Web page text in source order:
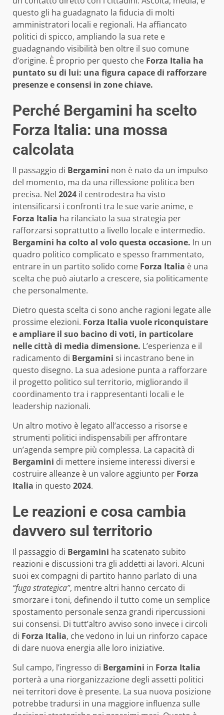
questo gli ha guadagnato la fiducia di molti
amministratori locali e regionali. Ha affiancato
politici di spicco, ampliando la sua rete e
guadagnando visibilità ben oltre il suo comune
d’origine. È proprio per questo che Forza Italia ha
puntato su di lui: una figura capace di rafforzare
presenze e consensi in zone chiave.
Perché Bergamini ha scelto
Forza Italia: una mossa
calcolata
Il passaggio di Bergamini non è nato da un impulso
del momento, ma da una riflessione politica ben
precisa. Nel 2024 il centrodestra ha visto
intensificarsi i confronti tra le sue varie anime, e
Forza Italia ha rilanciato la sua strategia per
rafforzarsi soprattutto a livello locale e intermedio.
Bergamini ha colto al volo questa occasione. In un
quadro politico complicato e spesso frammentato,
entrare in un partito solido come Forza Italia è una
scelta che può aiutarlo a crescere, sia politicamente
che personalmente.
Dietro questa scelta ci sono anche ragioni legate alle
prossime elezioni. Forza Italia vuole riconquistare
e ampliare il suo bacino di voti, in particolare
nelle città di media dimensione. L’esperienza e il
radicamento di Bergamini si incastrano bene in
questo disegno. La sua adesione punta a rafforzare
il progetto politico sul territorio, migliorando il
coordinamento tra i rappresentanti locali e le
leadership nazionali.
Un altro motivo è legato all’accesso a risorse e
strumenti politici indispensabili per affrontare
un’agenda sempre più complessa. La capacità di
Bergamini di mettere insieme interessi diversi e
costruire alleanze è un valore aggiunto per Forza
Italia in questo 2024.
Le reazioni e cosa cambia
davvero sul territorio
Il passaggio di Bergamini ha scatenato subito
reazioni e discussioni tra gli addetti ai lavori. Alcuni
suoi ex compagni di partito hanno parlato di una
“fuga strategica”, mentre altri hanno cercato di
smorzare i toni, definendo il tutto come un semplice
spostamento personale senza grandi ripercussioni
sui consensi. Di tutt’altro avviso sono invece i circoli
di Forza Italia, che vedono in lui un rinforzo capace
di dare nuova energia alle loro iniziative.
Sul campo, l’ingresso di Bergamini in Forza Italia
porterà a una riorganizzazione degli assetti politici
nei territori dove è presente. La sua nuova posizione
potrebbe tradursi in una maggiore influenza sulle